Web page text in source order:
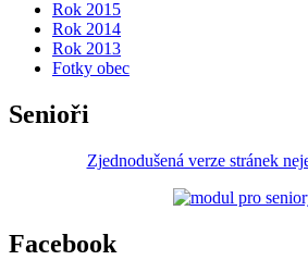
Rok 2015
Rok 2014
Rok 2013
Fotky obec
Senioři
Zjednodušená verze stránek
Facebook